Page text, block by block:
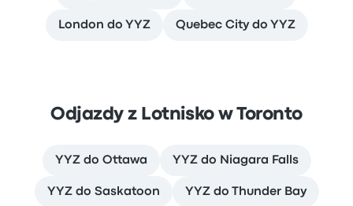
London do YYZ Quebec City do YYZ
Odjazdy z Lotnisko w Toronto
YYZ do Ottawa YYZ do Niagara Falls
YYZ do Saskatoon YYZ do Thunder Bay